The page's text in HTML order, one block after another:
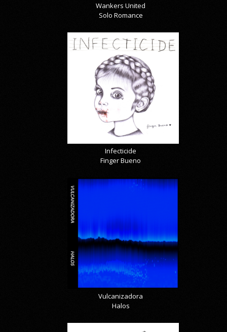
Wankers United
Solo Romance
Infecticide
Finger Bueno
Vulcanizadora
Halos